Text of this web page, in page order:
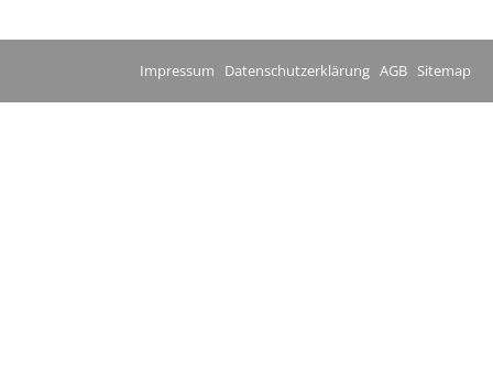
Impressum Datenschutzerklärung AGB Sitemap